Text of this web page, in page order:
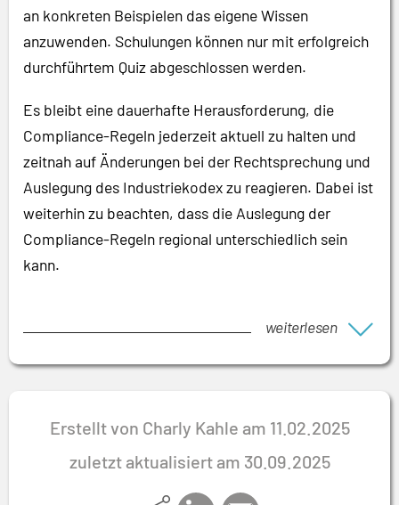
an konkreten Beispielen das eigene Wissen
anzuwenden. Schulungen können nur mit erfolgreich
durchführtem Quiz abgeschlossen werden.
Es bleibt eine dauerhafte Herausforderung, die
Compliance-Regeln jederzeit aktuell zu halten und
zeitnah auf Änderungen bei der Rechtsprechung und
Auslegung des Industriekodex zu reagieren. Dabei ist
weiterhin zu beachten, dass die Auslegung der
Compliance-Regeln regional unterschiedlich sein
kann.
weiterlesen
Erstellt von Charly Kahle am 11.02.2025
zuletzt aktualisiert am 30.09.2025